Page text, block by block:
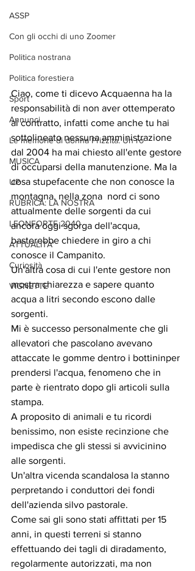
ASSP
Con gli occhi di uno Zoomer
Politica nostrana
Politica forestiera
Sport
Annunci
Le memorie di donna Prizzita. Un ro
MUSICA
UP
RUBRICA: LA NOSTRA
LEONFORTE 2040
ATTUALITA'
Curiosità
VIGNETTE
Ciao, come ti dicevo Acquaenna ha la
responsabilità di non aver ottemperato
al contratto, infatti come anche tu hai
sottolineato nessuna amministrazione
dal 2004 ha mai chiesto all'ente gestore
di occuparsi della manutenzione. Ma la
cosa stupefacente che non conosce la
montagna, nella zona  nord ci sono
attualmente delle sorgenti da cui
ancora oggi sgorga dell'acqua,
basterebbe chiedere in giro a chi
conosce il Campanito.
Un'altra cosa di cui l'ente gestore non
mostra chiarezza e sapere quanto
acqua a litri secondo escono dalle
sorgenti.
Mi è successo personalmente che gli
allevatori che pascolano avevano
attaccate le gomme dentro i bottininper
prendersi l'acqua, fenomeno che in
parte è rientrato dopo gli articoli sulla
stampa.
A proposito di animali e tu ricordi
benissimo, non esiste recinzione che
impedisca che gli stessi si avvicinino
alle sorgenti.
Un'altra vicenda scandalosa la stanno
perpretando i conduttori dei fondi
dell'azienda silvo pastorale.
Come sai gli sono stati affittati per 15
anni, in questi terreni si stanno
effettuando dei tagli di diradamento,
regolarmente autorizzati, ma non